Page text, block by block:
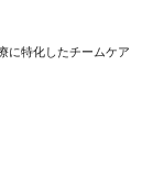
に特化したチームケア